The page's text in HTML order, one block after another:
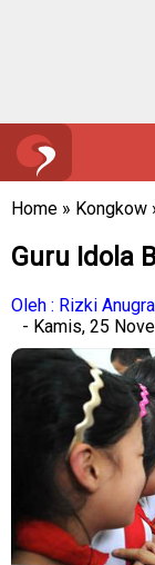
Home » Kongkow
Guru Idola
Oleh : Rizki
- Kamis, 25